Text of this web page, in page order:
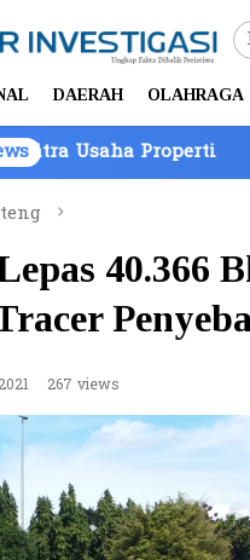
DAERAH OLAHRAGA
Komisi IV DPR
40.366
267 views